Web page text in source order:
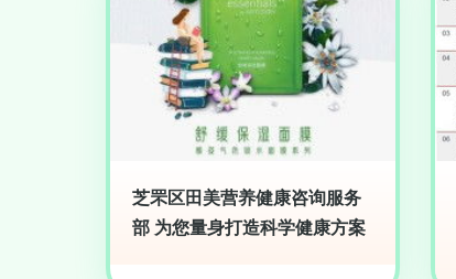
芝罘区田美营养健康咨询服务
部 为您量身打造科学健康方案